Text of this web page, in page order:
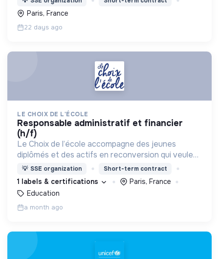
coopérative d’espaces urbains vacants.
Paris, France
22 days ago
LE CHOIX DE L'ÉCOLE
responsable administratif et financier
(h/f)
Le Choix de l’école accompagne des jeunes
diplômés et des actifs en reconversion qui veulent
se réorienter dans l'enseignement public en
quartiers prioritaires, en IDF, à Marseille, Lille et
Amiens.
💡 SSE organization Short-term contract
1 labels & certifications
Paris, France
Education
a month ago